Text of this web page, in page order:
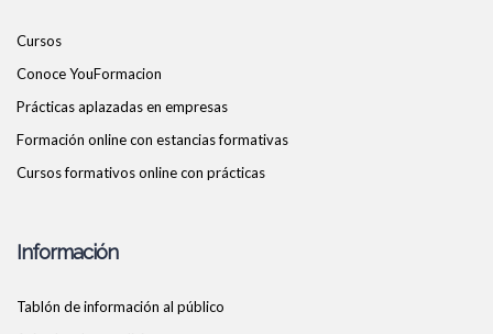
Cursos
Conoce YouFormacion
Prácticas aplazadas en empresas
Formación online con estancias formativas
Cursos formativos online con prácticas
Información
Tablón de información al público